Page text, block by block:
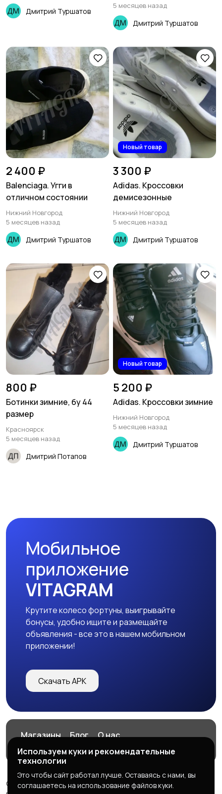
Дмитрий Туршатов
5 месяцев назад
Дмитрий Туршатов
2 400 ₽
Balenciaga. Угги в
отличном состоянии
Нижний Новгород
5 месяцев назад
Дмитрий Туршатов
Новый товар
3 300 ₽
Adidas. Кроссовки
демисезонные
Нижний Новгород
5 месяцев назад
Дмитрий Туршатов
800 ₽
Ботинки зимние, бу 44
размер
Красноярск
5 месяцев назад
Дмитрий Потапов
Новый товар
5 200 ₽
Adidas. Кроссовки зимние
Нижний Новгород
5 месяцев назад
Дмитрий Туршатов
Мобильное
приложение
VITAGRAM
Крутите колесо фортуны, выигрывайте
бонусы, удобно ищите и размещайте
объявления - все это в нашем мобильном
приложении!
Скачать APK
Магазины Блог
О нас
Служба поддержки
© 2026 VITAGRAM
Используем куки и рекомендательные
технологии
Это чтобы сайт работал лучше. Оставаясь с нами, вы
соглашаетесь на использование файлов куки.